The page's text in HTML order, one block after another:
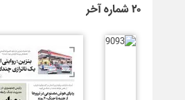
۲۰ شماره آخر